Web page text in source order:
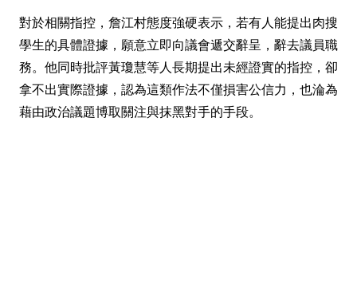
對於相關指控，詹江村態度強硬表示，若有人能提出肉搜
學生的具體證據，願意立即向議會遞交辭呈，辭去議員職
務。他同時批評黃瓊慧等人長期提出未經證實的指控，卻
拿不出實際證據，認為這類作法不僅損害公信力，也淪為
藉由政治議題博取關注與抹黑對手的手段。